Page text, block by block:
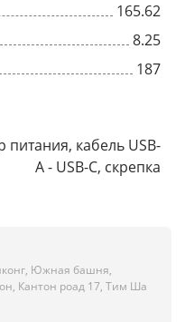
165.62
8.25
187
питания, кабель USB-
A - USB-C, скрепка
Южная башня,
Кантон роад 17, Тим Ша